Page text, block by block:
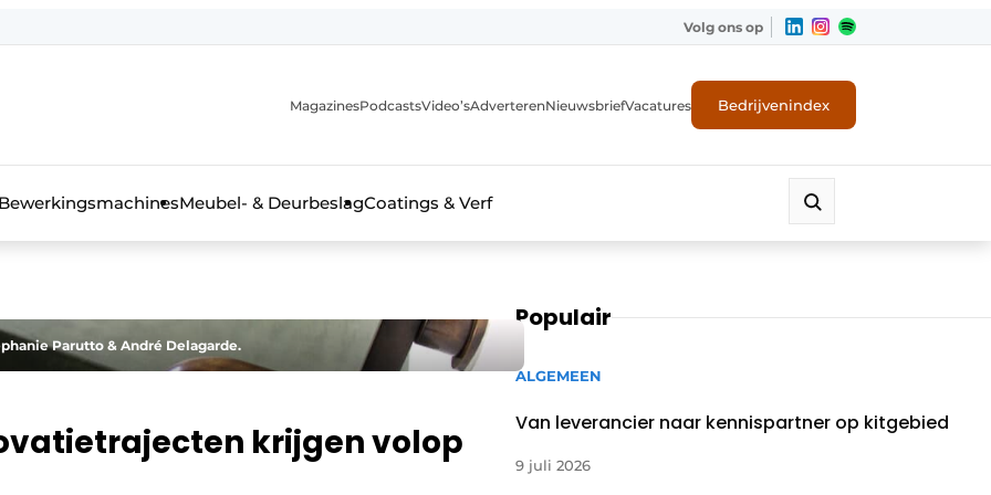
Volg ons op
MagazinesPodcastsVideo’sAdverterenNieuwsbriefVacatures Bedrijvenindex
BewerkingsmachinesMeubel- & DeurbeslagCoatings & Verf
Parutto & André Delagarde.
krijgen volop
Populair
ALGEMEEN
Van leverancier naar kennispartner op kitgebied
9 juli 2026